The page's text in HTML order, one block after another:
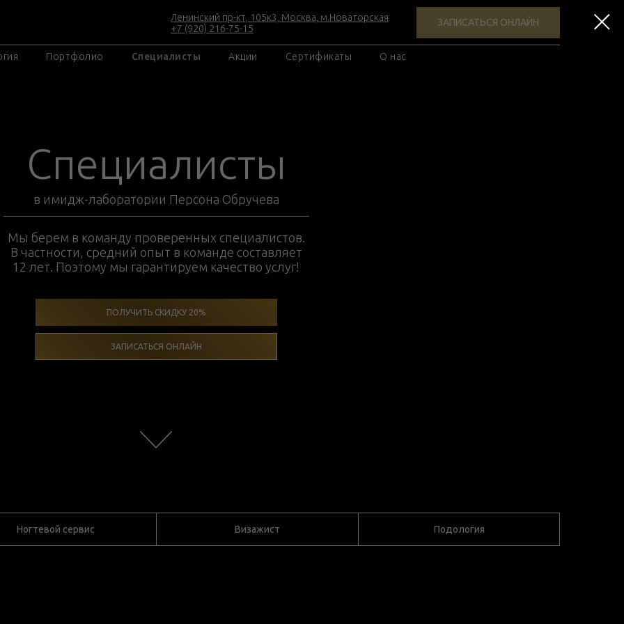
Ленинский пр-кт, 105к3, Москва, м.Новаторская
+7 (920) 216-75-15
ЗАПИСАТЬСЯ ОНЛАЙН
Портфолио Специалисты Акции Сертификаты О нас
Специалисты
в имидж-лаборатории Персона Обручева
Мы берем в команду проверенных специалистов.
В частности, средний опыт в команде составляет
12 лет. Поэтому мы гарантируем качество услуг!
ЗАПИСАТЬСЯ ОНЛАЙН
ПОЛУЧИТЬ СКИДКУ 20%
Ногтевой сервис Визажист Подология